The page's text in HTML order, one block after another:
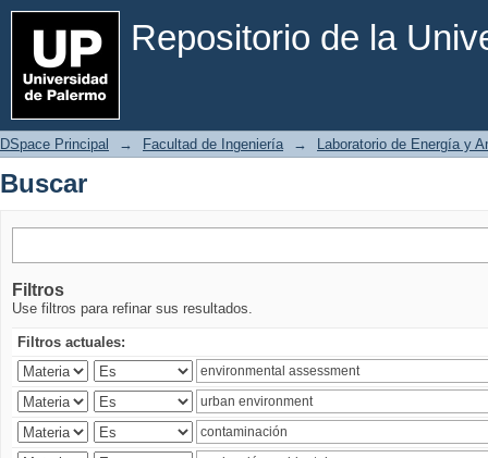
Repositorio de la
Buscar
DSpace Principal → Facultad de Ingeniería → Laboratorio de Energía y
Buscar
Filtros
Use filtros para refinar sus resultados.
Filtros actuales: